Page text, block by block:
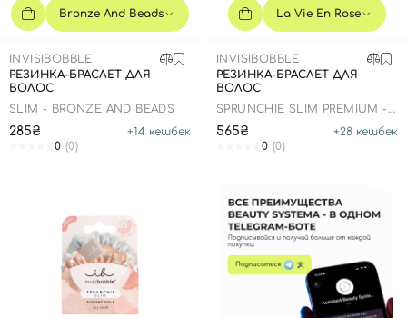
Bronze And Beads
INVISIBOBBLE
РЕЗИНКА-БРАСЛЕТ ДЛЯ
ВОЛОС
SLIM - BRONZE AND BEADS
285₴ +14 кешбек
0 (0)
La Vie En Rose
INVISIBOBBLE
РЕЗИНКА-БРАСЛЕТ ДЛЯ
ВОЛОС
SPRUNCHIE SLIM PREMIUM -
565₴ +28 кешбек
0 (0)